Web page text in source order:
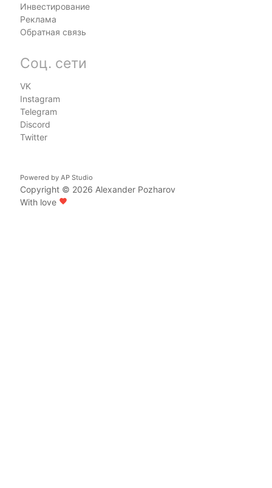
Инвестирование
Реклама
Обратная связь
Соц. сети
VK
Instagram
Telegram
Discord
Twitter
Powered by AP Studio
Copyright © 2026 Alexander Pozharov
With love favorite